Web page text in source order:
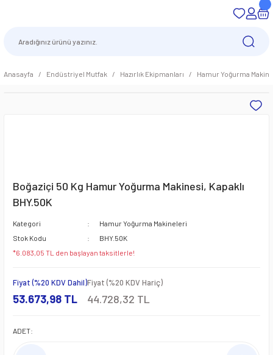
Anasayfa Endüstriyel Mutfak Hazırlık Ekipmanları Hamur Yoğurma
Boğaziçi 50 Kg Hamur Yoğurma Makinesi, Kapaklı
BHY.50K
Kategori
Hamur Yoğurma Makineleri
Stok Kodu
BHY.50K
*6.083,05 TL den başlayan taksitlerle!
Fiyat (%20 KDV Dahil)
53.673,98 TL
Fiyat (%20 KDV Hariç)
44.728,32 TL
ADET: